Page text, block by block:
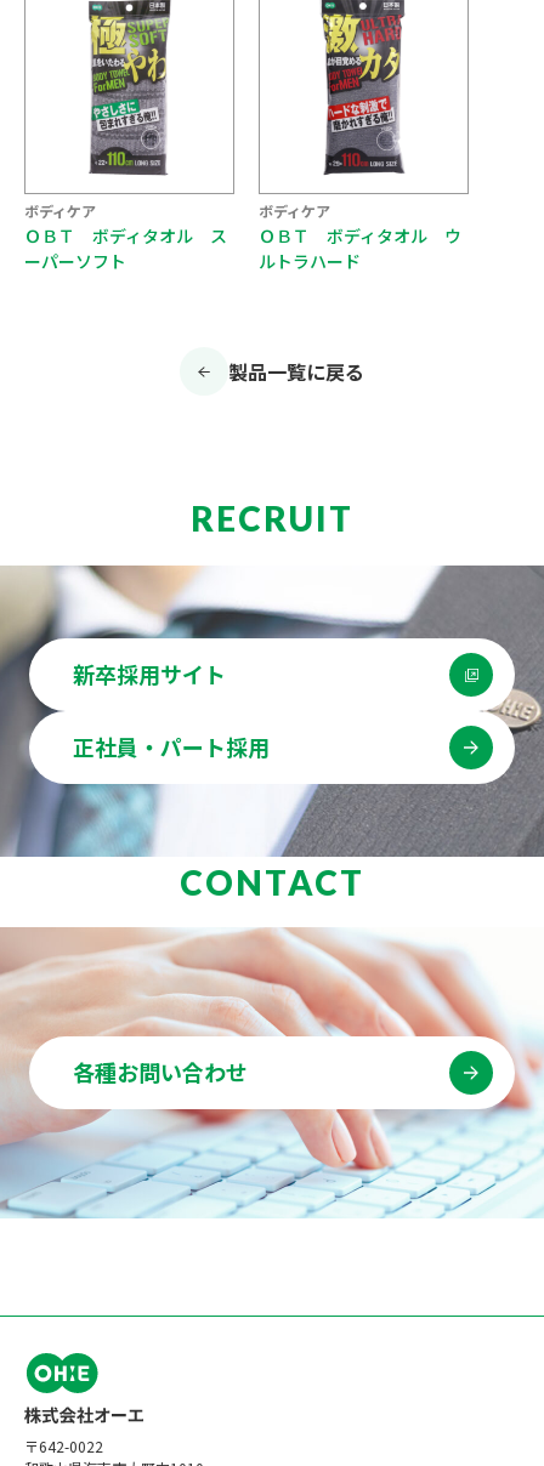
ボディケア
ＯＢＴ ボディタオル ス
ーパーソフト
ボディケア
ＯＢＴ ボディタオル ウ
ルトラハード
製品一覧に戻る
RECRUIT
新卒採用サイト
正社員・パート採用
CONTACT
各種お問い合わせ
〒642-0022